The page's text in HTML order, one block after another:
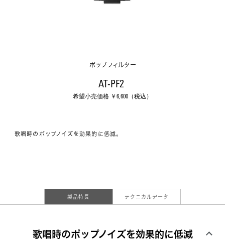
ポップフィルター
AT-PF2
希望小売価格 ￥ 6,600 （税込）
歌唱時のポップノイズを効果的に低減。
製品特長 テクニカルデータ
歌唱時のポップノイズを効果的に低減